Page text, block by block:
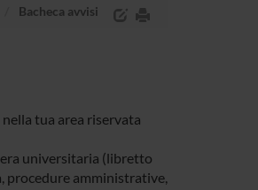
Bacheca avvisi
tua area riservata
universitaria (libretto
procedure amministrative,